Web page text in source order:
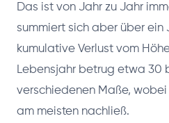
Das ist von Jahr zu Jahr
summiert sich aber über ein
kumulative Verlust vom
Lebensjahr betrug etwa 30
verschiedenen Maße,
am meisten nachließ.